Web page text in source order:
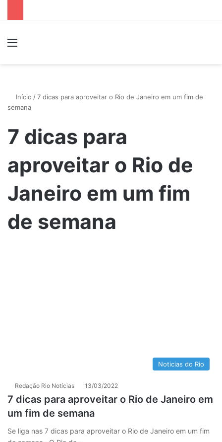
Início /7 dicas para aproveitar o Rio de Janeiro em um fim de
semana
7 dicas para
aproveitar o Rio de
Janeiro em um fim
de semana
Noticias do Rio
Redação Rio Notícias 13/03/2022
7 dicas para aproveitar o Rio de Janeiro em
um fim de semana
Se liga nas 7 dicas para aproveitar o Rio de Janeiro em um fim